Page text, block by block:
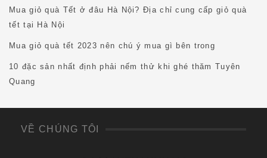
Mua giỏ quà Tết ở đâu Hà Nội? Địa chỉ cung cấp giỏ quà
tết tại Hà Nội
Mua giỏ quà tết 2023 nên chú ý mua gì bên trong
10 đặc sản nhất định phải nếm thử khi ghé thăm Tuyên
Quang
VỀ CHÚNG TÔI